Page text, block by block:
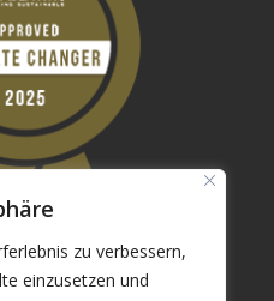
zu verbessern,
einzusetzen und